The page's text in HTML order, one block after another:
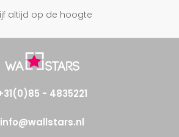
altijd op de hoogte
- 4835221
info@wallstars.nl